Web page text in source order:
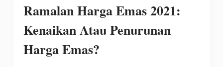
Ramalan Harga Emas 2021:
Kenaikan Atau Penurunan
Harga Emas?